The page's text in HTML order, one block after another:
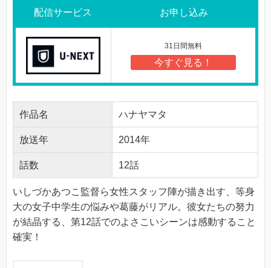
配信サービス お申し込み
31日間無料
今すぐ見る！
作品名 ハナヤマタ
放送年 2014年
話数 12話
いしづかあつこ監督ら女性スタッフ陣が描き出す、等身
大の女子中学生の悩みや葛藤がリアル。彼女たちの努力
が結晶する、第12話でのよさこいシーンは感動すること
確実！